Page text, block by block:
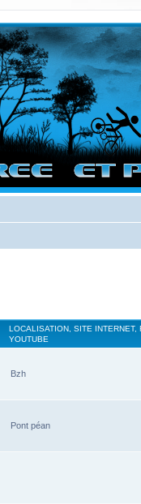
LOCALISATION, SITE
YOUTUBE
Bzh
Pont péan